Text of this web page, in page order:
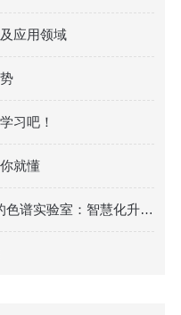
应用领域
习吧！
就懂
智慧实验室 | 告别“手忙脚乱”的色谱实验室：智慧化升级到底能解决哪些痛点？